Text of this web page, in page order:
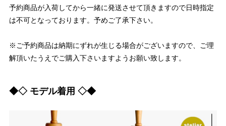
予約商品が入荷してから一緒に発送させて頂きますので日時指定
は不可となっております。予めご了承下さい。
※ご予約商品は納期にずれが生じる場合がございますので、ご理
解頂いたうえでご購入下さいますようお願い致します。
◆◇ モデル着用 ◇◆